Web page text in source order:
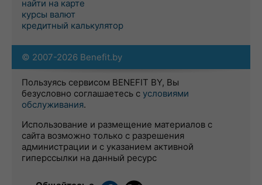
найти на карте
курсы валют
кредитный калькулятор
© 2007-2026 Benefit.by
Пользуясь сервисом BENEFIT BY, Вы
безусловно соглашаетесь с условиями
обслуживания.
Использование и размещение материалов с
сайта возможно только с разрешения
администрации и с указанием активной
гиперссылки на данный ресурс